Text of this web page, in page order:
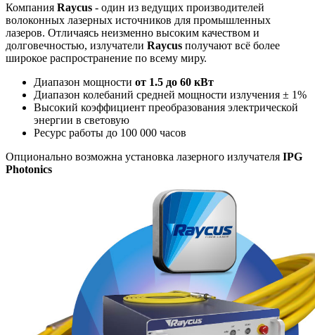
Компания Raycus - один из ведущих производителей
волоконных лазерных источников для промышленных
лазеров. Отличаясь неизменно высоким качеством и
долговечностью, излучатели Raycus получают всё более
широкое распространение по всему миру.
Диапазон мощности от 1.5 до 60 кВт
Диапазон колебаний средней мощности излучения ± 1%
Высокий коэффициент преобразования электрической
энергии в световую
Ресурс работы до 100 000 часов
Опционально возможна установка лазерного излучателя IPG
Photonics